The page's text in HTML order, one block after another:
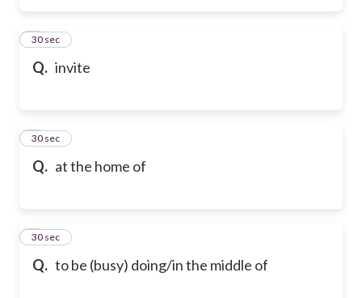
Q. invite
5
30 sec
Q. at the home of
6
30 sec
Q. to be (busy) doing/in the middle of
7
30 sec